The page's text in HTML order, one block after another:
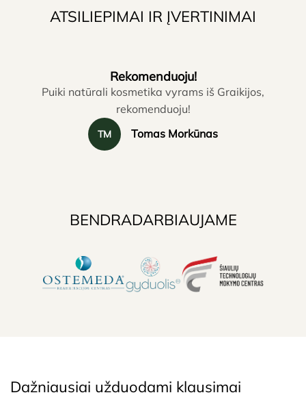
ATSILIEPIMAI IR ĮVERTINIMAI
Rekomenduoju!
Puiki natūrali kosmetika vyrams iš Graikijos,
rekomenduoju!
TM Tomas Morkūnas
BENDRADARBIAUJAME
Dažniausiai užduodami klausimai